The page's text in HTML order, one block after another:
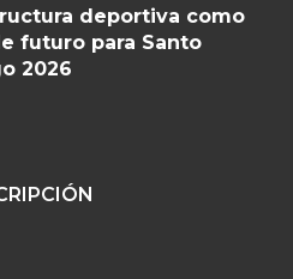
deportiva como
futuro para Santo
2026